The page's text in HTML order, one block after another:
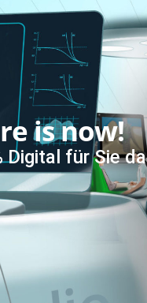
Digital für Sie da
is now!